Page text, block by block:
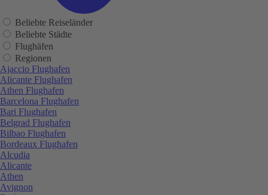
Beliebte Reiseländer
Beliebte Städte
Flughäfen
Regionen
Ajaccio Flughafen
Alicante Flughafen
Athen Flughafen
Barcelona Flughafen
Bari Flughafen
Belgrad Flughafen
Bilbao Flughafen
Bordeaux Flughafen
Alcudia
Alicante
Athen
Avignon